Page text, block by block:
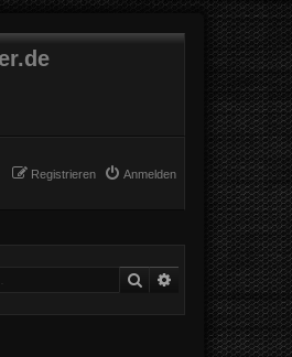
Anmelden
Registrieren
Suche Erweiterte Suche